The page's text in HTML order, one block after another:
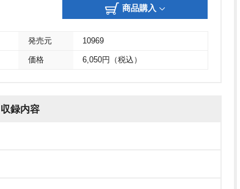
商品購入
発売元 10969
価格 6,050円（税込）
収録内容